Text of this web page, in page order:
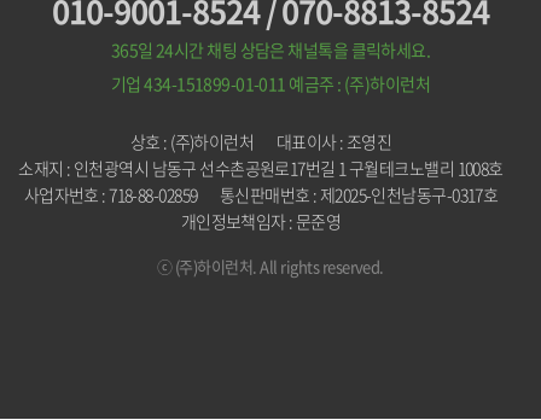
010-9001-8524 / 070-8813-8524
365일 24시간 채팅 상담은 채널톡을 클릭하세요.
기업 434-151899-01-011 예금주 : (주)하이런처
상호 : (주)하이런처
대표이사 : 조영진
소재지 : 인천광역시 남동구 선수촌공원로17번길 1 구월테크노밸리 1008호
사업자번호 : 718-88-02859
통신판매번호 : 제2025-인천남동구-0317호
개인정보책임자 : 문준영
ⓒ (주)하이런처. All rights reserved.